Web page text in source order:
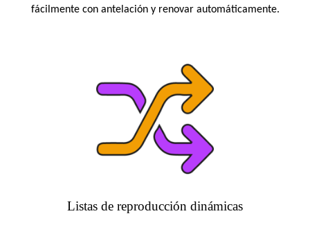
fácilmente con antelación y renovar automáticamente.
Listas de reproducción dinámicas